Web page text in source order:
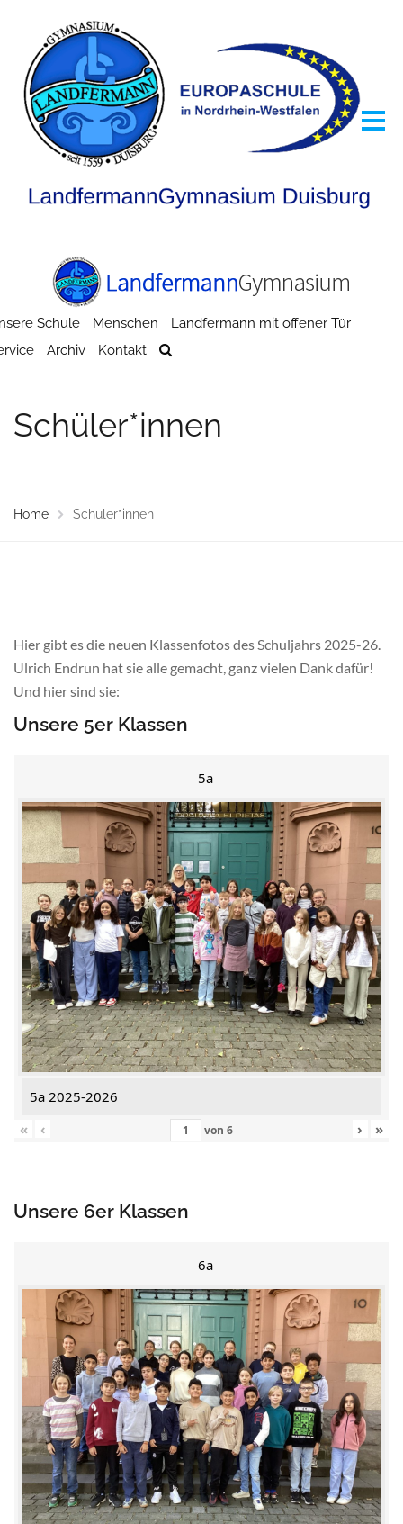
Schule Menschen
Landfermann mit offener Tür
Archiv Kontakt
Schüler*innen
Home Schüler*innen
Hier gibt es die neuen Klassenfotos des Schuljahrs 2025-26.
Ulrich Endrun hat sie alle gemacht, ganz vielen Dank dafür!
Und hier sind sie:
Unsere 5er Klassen
5a
5a 2025-2026
«
‹ von 6 › »
Unsere 6er Klassen
6a